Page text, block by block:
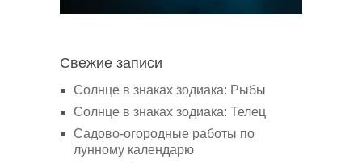
Свежие записи
Солнце в знаках зодиака: Рыбы
Солнце в знаках зодиака: Телец
Садово-огородные работы по
лунному календарю